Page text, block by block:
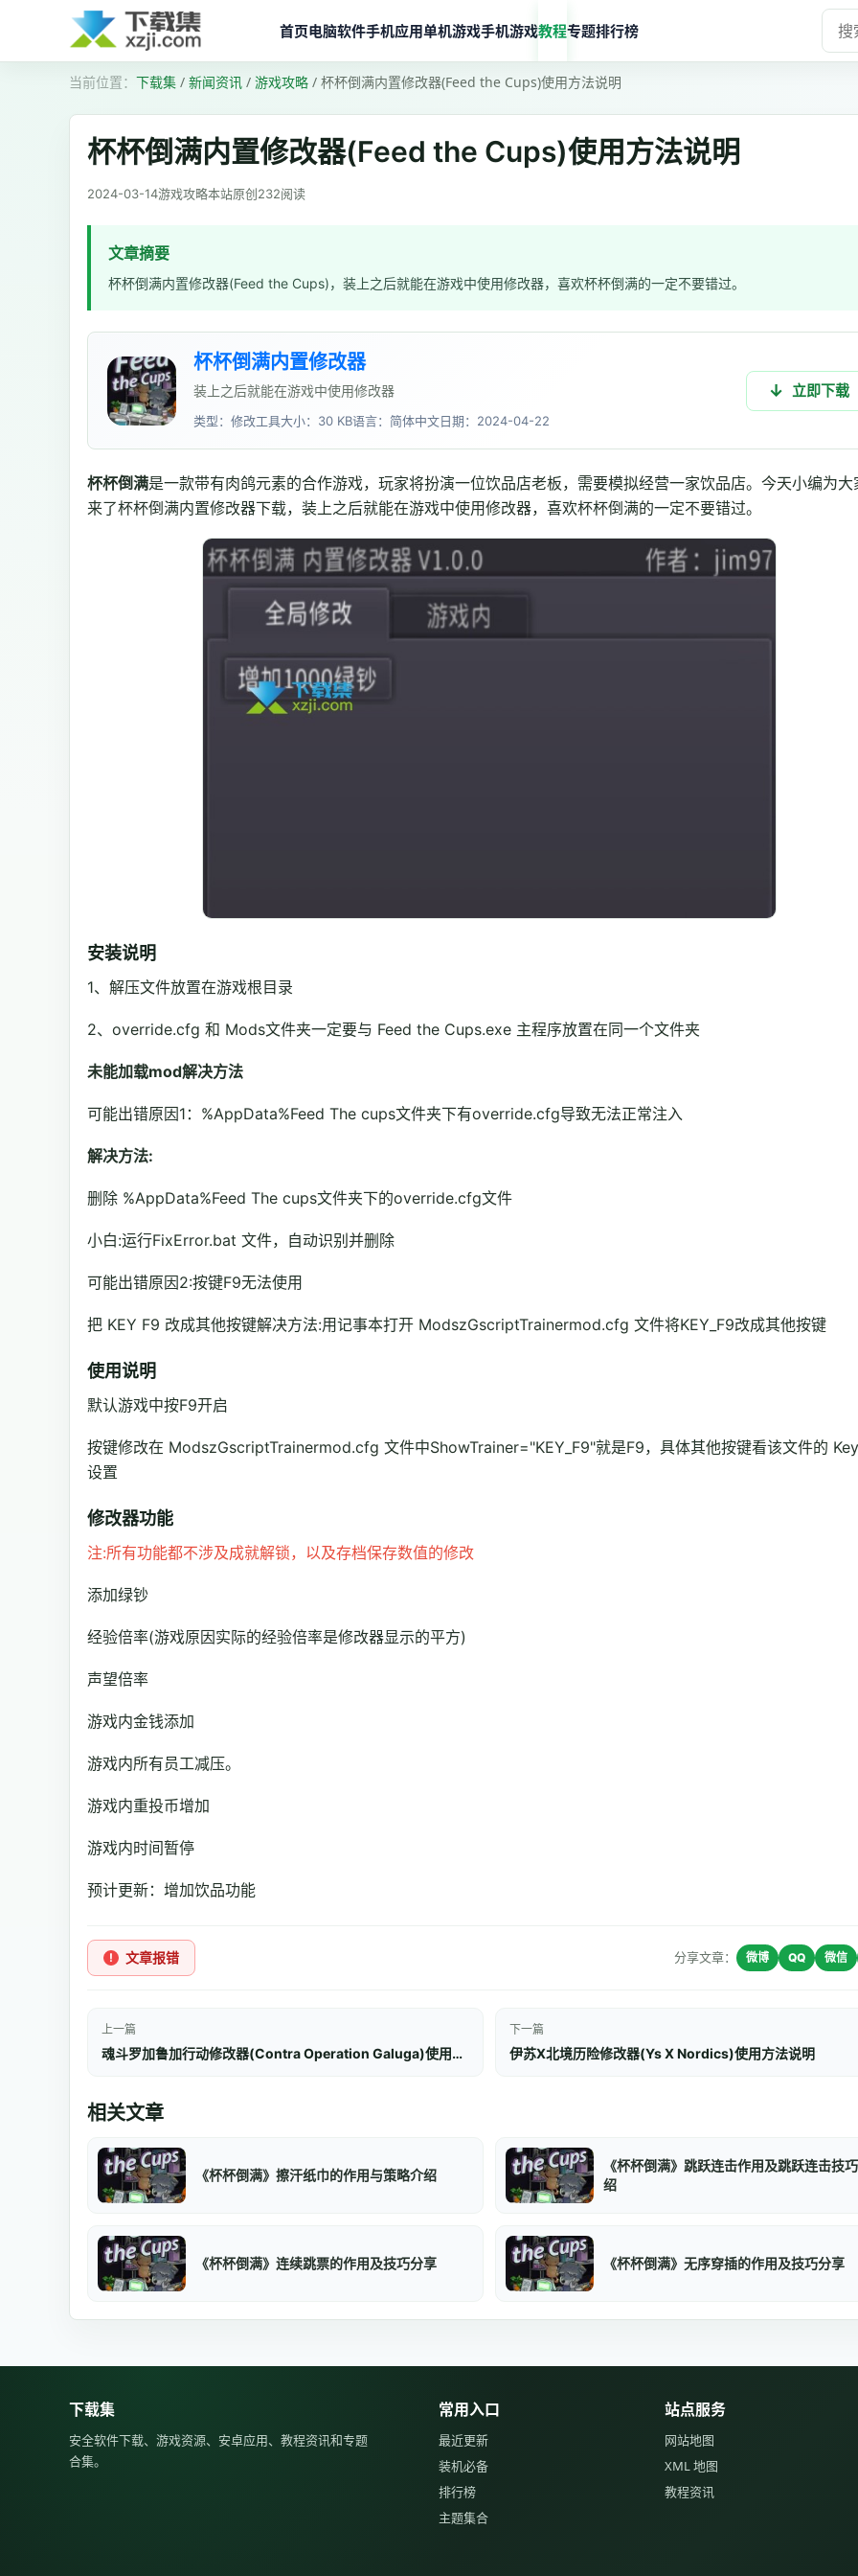
首页电脑软件手机应用单机游戏手机游戏教程专题排行榜
下载集 / 新闻资讯 / 游戏攻略 / 杯杯倒满内置修改器(Feed the Cups)使用方法说明
杯杯倒满内置修改器(Feed the Cups)使用方法说明
2024-03-14游戏攻略本站原创232阅读
文章摘要
杯杯倒满内置修改器(Feed the Cups)，装上之后就能在游戏中使用修改器，喜欢杯杯倒满的一定不要错过。
杯杯倒满内置修改器
装上之后就能在游戏中使用修改器
类型：修改工具大小：30 KB语言：简体中文日期：2024-04-22
立即下载
杯杯倒满是一款带有肉鸽元素的合作游戏，玩家将扮演一位饮品店老板，需要模拟经营一家饮品店。今天小编为大
来了杯杯倒满内置修改器下载，装上之后就能在游戏中使用修改器，喜欢杯杯倒满的一定不要错过。
安装说明
1、解压文件放置在游戏根目录
2、override.cfg 和 Mods文件夹一定要与 Feed the Cups.exe 主程序放置在同一个文件夹
未能加载mod解决方法
可能出错原因1：%AppData%Feed The cups文件夹下有override.cfg导致无法正常注入
解决方法:
删除 %AppData%Feed The cups文件夹下的override.cfg文件
小白:运行FixError.bat 文件，自动识别并删除
可能出错原因2:按键F9无法使用
把 KEY F9 改成其他按键解决方法:用记事本打开 ModszGscriptTrainermod.cfg 文件将KEY_F9改成其他按键
使用说明
默认游戏中按F9开启
按键修改在 ModszGscriptTrainermod.cfg 文件中ShowTrainer="KEY_F9"就是F9，具体其他按键看该文件的
设置
修改器功能
注:所有功能都不涉及成就解锁，以及存档保存数值的修改
添加绿钞
经验倍率(游戏原因实际的经验倍率是修改器显示的平方)
声望倍率
游戏内金钱添加
游戏内所有员工减压。
游戏内重投币增加
游戏内时间暂停
预计更新：增加饮品功能
文章报错 分享文章： 微博 QQ 微信
上一篇
魂斗罗加鲁加行动修改器(Contra Operation Galuga)使用方法说明
下一篇
伊苏X北境历险修改器(Ys X Nordics)使用方法说明
相关文章
《杯杯倒满》擦汗纸巾的作用与策略介绍
《杯杯倒满》跳跃连击作用及跳跃连击技
绍
《杯杯倒满》连续跳票的作用及技巧分享 《杯杯倒满》无序穿插的作用及技巧分享
下载集
安全软件下载、游戏资源、安卓应用、教程资讯和专题
合集。
常用入口
最近更新
装机必备
排行榜
主题集合
站点服务
网站地图
XML 地图
教程资讯